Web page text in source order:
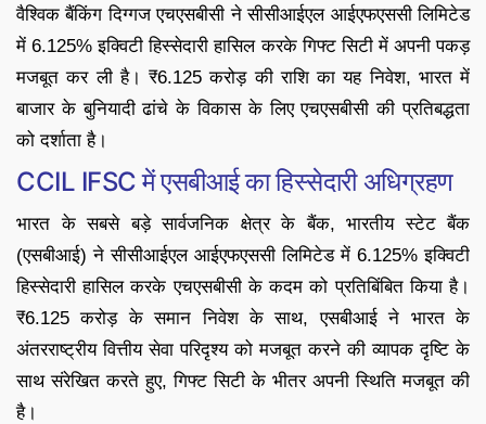
वैश्विक बैंकिंग दिग्गज एचएसबीसी ने सीसीआईएल आईएफएससी लिमिटेड
में 6.125% इक्विटी हिस्सेदारी हासिल करके गिफ्ट सिटी में अपनी पकड़
मजबूत कर ली है। ₹6.125 करोड़ की राशि का यह निवेश, भारत में
बाजार के बुनियादी ढांचे के विकास के लिए एचएसबीसी की प्रतिबद्धता
को दर्शाता है।
CCIL IFSC में एसबीआई का हिस्सेदारी अधिग्रहण
भारत के सबसे बड़े सार्वजनिक क्षेत्र के बैंक, भारतीय स्टेट बैंक
(एसबीआई) ने सीसीआईएल आईएफएससी लिमिटेड में 6.125% इक्विटी
हिस्सेदारी हासिल करके एचएसबीसी के कदम को प्रतिबिंबित किया है।
₹6.125 करोड़ के समान निवेश के साथ, एसबीआई ने भारत के
अंतरराष्ट्रीय वित्तीय सेवा परिदृश्य को मजबूत करने की व्यापक दृष्टि के
साथ संरेखित करते हुए, गिफ्ट सिटी के भीतर अपनी स्थिति मजबूत की
है।